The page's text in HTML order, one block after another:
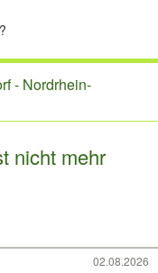
- Nordrhein-
nicht mehr
02.08.2026